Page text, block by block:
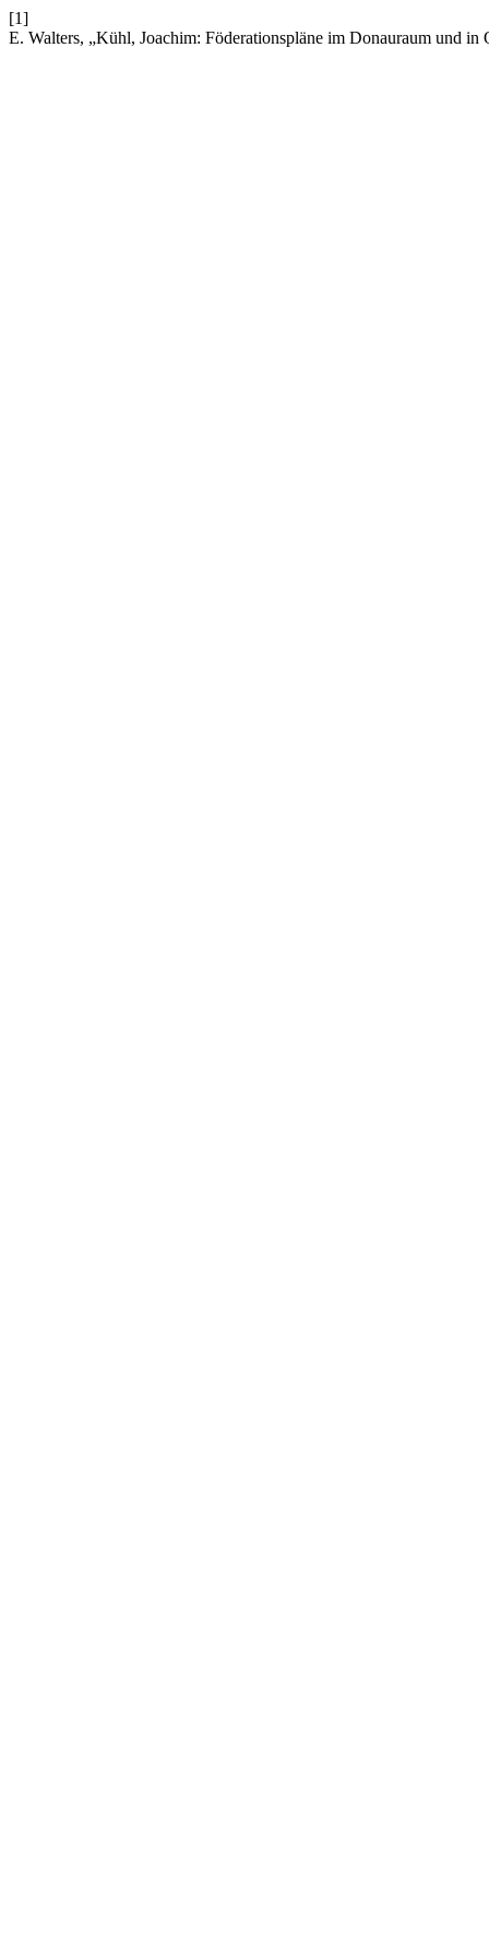
[1]
E. Walters, „Kühl, Joachim: Föderationspläne im Donauraum und in